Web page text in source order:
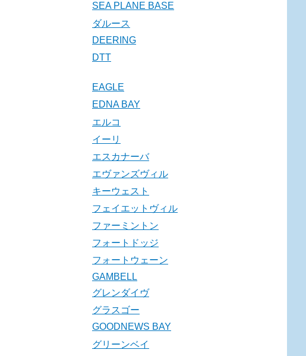
SEA PLANE BASE
ダルース
DEERING
DTT
EAGLE
EDNA BAY
エルコ
イーリ
エスカナーバ
エヴァンズヴィル
キーウェスト
フェイエットヴィル
ファーミントン
フォートドッジ
フォートウェーン
GAMBELL
グレンダイヴ
グラスゴー
GOODNEWS BAY
グリーンベイ